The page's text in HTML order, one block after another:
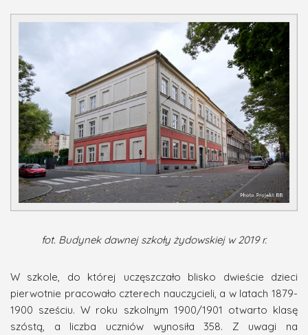
fot. Budynek dawnej szkoły żydowskiej w 2019 r.
W szkole, do której uczęszczało blisko dwieście dzieci
pierwotnie pracowało czterech nauczycieli, a w latach 1879-
1900 sześciu. W roku szkolnym 1900/1901 otwarto klasę
szóstą, a liczba uczniów wynosiła 358. Z uwagi na